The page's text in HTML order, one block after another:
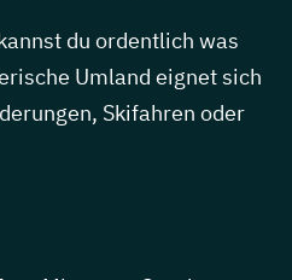
du ordentlich was
Umland eignet sich
Skifahren oder